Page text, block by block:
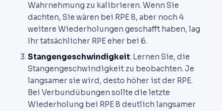
Wahrnehmung zu kalibrieren. Wenn Sie
dachten, Sie wären bei RPE 8, aber noch 4
weitere Wiederholungen geschafft haben, lag
Ihr tatsächlicher RPE eher bei 6.
Stangengeschwindigkeit: Lernen Sie, die
Stangengeschwindigkeit zu beobachten. Je
langsamer sie wird, desto höher ist der RPE.
Bei Verbundübungen sollte die letzte
Wiederholung bei RPE 8 deutlich langsamer